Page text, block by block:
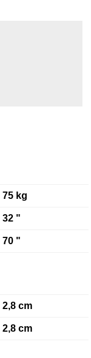
75 kg
32 "
70 "
2,8 cm
2,8 cm